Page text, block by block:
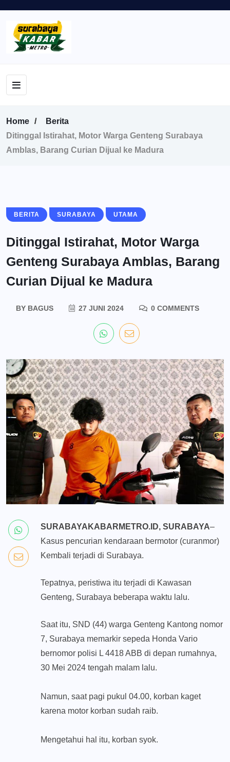
Home
Berita
Ditinggal Istirahat, Motor Warga Genteng Surabaya
Amblas, Barang Curian Dijual ke Madura
BERITA SURABAYA UTAMA
Ditinggal Istirahat, Motor Warga
Genteng Surabaya Amblas, Barang
Curian Dijual ke Madura
BYBAGUS 27 JUNI 2024 0 COMMENTS
SURABAYAKABARMETRO.ID, SURABAYA–
Kasus pencurian kendaraan bermotor (curanmor)
Kembali terjadi di Surabaya.
Tepatnya, peristiwa itu terjadi di Kawasan
Genteng, Surabaya beberapa waktu lalu.
Saat itu, SND (44) warga Genteng Kantong nomor
7, Surabaya memarkir sepeda Honda Vario
bernomor polisi L 4418 ABB di depan rumahnya,
30 Mei 2024 tengah malam lalu.
Namun, saat pagi pukul 04.00, korban kaget
karena motor korban sudah raib.
Mengetahui hal itu, korban syok.